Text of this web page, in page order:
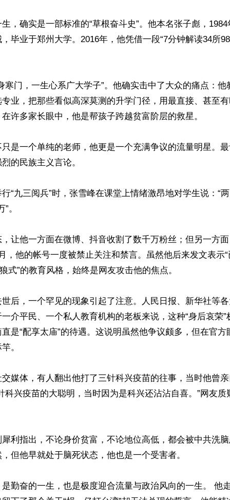
，确实是一部标准的“草根奋斗史”。他本名张子彪，
毕业于郑州大学。2016年，他凭借一段“7分钟解读34所
寒门，一生心系广大学子”。他确实击中了大众的痛点：他
业，把那些看似高深莫测的升学门径，用最直接、甚至有
许多家长眼中，他是帮孩子跨越贫富阶层的救星。
是一个单纯的老师，他更是一个充满争议的流量明星。
的民族主义言论。
“九三阅兵”时，张雪峰在课堂上情绪激昂地对学生说：“
。
让他一方面在微博、抖音收割了数千万粉丝；但另一方
，他的帐号一度被禁止关注和禁言。虽然他后来发文表示
式”的教育风格，始终是网友攻击他的焦点。
后，一个罕见的现象引起了注意。人民日报、新华社等
介平民、一个私人教育机构的老板来说，这种“身后哀荣”
是“配享太庙”的待遇。这说明虽然他争议颇多，但在官方
。
媒体，有人翻出他打了三针科兴疫苗的往事，当时他曾
科兴疫苗的大聪明，当时因为是科兴还沾沾自喜。”网友质
利指出，不论身价贫富，不论地位高低，都会被中共洗
但他早就处于脑死状态，他也是一个受害者。
勤奋的一生，也是极度迎合流量与政治风向的一生。 他